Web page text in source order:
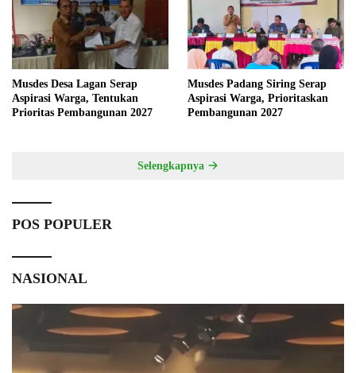
Musdes Desa Lagan Serap
Aspirasi Warga, Tentukan
Prioritas Pembangunan 2027
Musdes Padang Siring Serap
Aspirasi Warga, Prioritaskan
Pembangunan 2027
Selengkapnya
POS POPULER
NASIONAL